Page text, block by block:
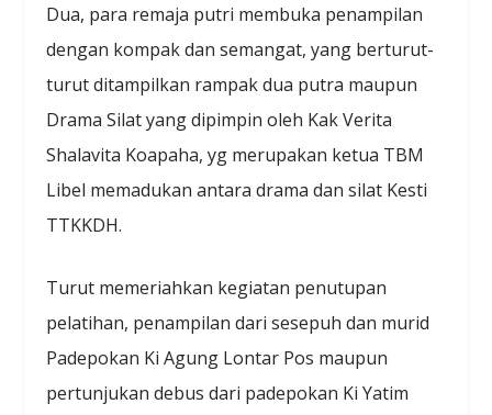
Dua, para remaja putri membuka penampilan
dengan kompak dan semangat, yang berturut-
turut ditampilkan rampak dua putra maupun
Drama Silat yang dipimpin oleh Kak Verita
Shalavita Koapaha, yg merupakan ketua TBM
Libel memadukan antara drama dan silat Kesti
TTKKDH.
Turut memeriahkan kegiatan penutupan
pelatihan, penampilan dari sesepuh dan murid
Padepokan Ki Agung Lontar Pos maupun
pertunjukan debus dari padepokan Ki Yatim